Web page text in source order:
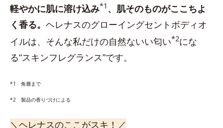
軽やかに肌に溶け込み*1 、肌そのものがここちよ
く香る。 ヘレナスのグローイングセントボディオ
イルは、そんな私だけの自然ないい匂い*2にな
る“スキンフレグランス”です。
*1 角層まで
*2 製品の香りづけによる
＼ヘレナスのここがスキ！／